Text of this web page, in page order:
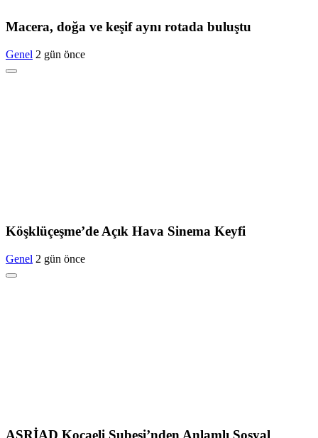
Macera, doğa ve keşif aynı rotada buluştu
Genel 2 gün önce
Köşklüçeşme’de Açık Hava Sinema Keyfi
Genel 2 gün önce
ASRİAD Kocaeli Şubesi’nden Anlamlı Sosyal